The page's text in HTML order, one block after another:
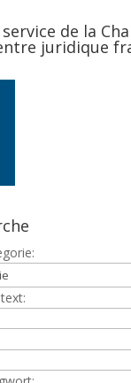
de la
juridique